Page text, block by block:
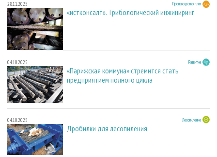
28.11.2025 Производство плит
«истконсалт». Трибологический инжиниринг
04.10.2025 Развитие
«Парижская коммуна» стремится стать
предприятием полного цикла
04.10.2025 Лесопиление
Дробилки для лесопиления